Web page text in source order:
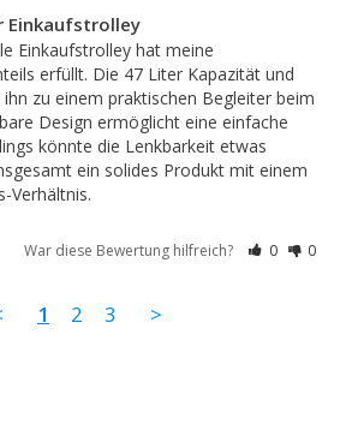
Einkaufstrolley
Einkaufstrolley hat meine
erfüllt. Die 47 Liter Kapazität und
zu einem praktischen Begleiter beim
Design ermöglicht eine einfache
könnte die Lenkbarkeit etwas
ein solides Produkt mit einem
Verhältnis.
War diese Bewertung hilfreich? 0 0
1 2 3 >